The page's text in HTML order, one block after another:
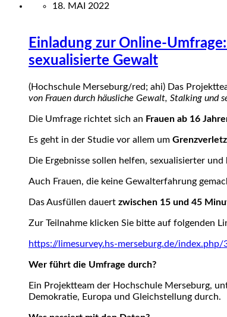
18. MAI 2022
Einladung zur Online-
sexualisierte Gewalt
(Hochschule Merseburg/red; ahi) Das
von Frauen durch häusliche Gewalt, Stalking und
Die Umfrage richtet sich an Frauen ab 16
Es geht in der Studie vor allem um
Die Ergebnisse sollen helfen, sexualisierter
Auch Frauen, die keine Gewalterfahrung
Das Ausfüllen dauert zwischen 15 und 45
Zur Teilnahme klicken Sie bitte auf folgenden
https://limesurvey.hs-merseburg.de/index.php/
Wer führt die Umfrage durch?
Ein Projektteam der Hochschule Merseburg,
Demokratie, Europa und Gleichstellung durch.